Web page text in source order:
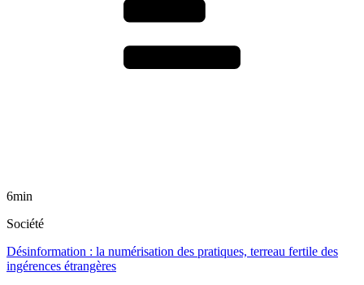
6min
Société
Désinformation : la numérisation des pratiques, terreau fertile des
ingérences étrangères